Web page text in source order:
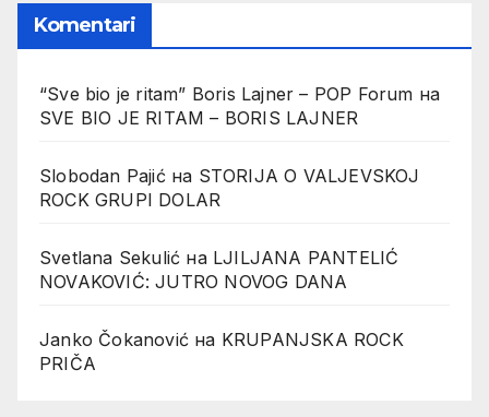
Komentari
“Sve bio je ritam” Boris Lajner – POP Forum на
SVE BIO JE RITAM – BORIS LAJNER
Slobodan Pajićна STORIJA O VALJEVSKOJ
ROCK GRUPI DOLAR
Svetlana Sekulić на LJILJANA PANTELIĆ
NOVAKOVIĆ: JUTRO NOVOG DANA
Janko Čokanović на KRUPANJSKA ROCK
PRIČA